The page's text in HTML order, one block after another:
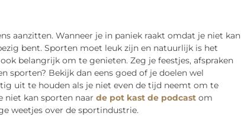
aanzitten. Wanneer je in paniek raakt omdat je niet kan
bent. Sporten moet leuk zijn en natuurlijk is het
belangrijk om te genieten. Zeg je feestjes, afspraken
sporten? Bekijk dan eens goed of je doelen wel
uit te houden als je niet even de tijd neemt om te
niet kan sporten naar de pot kast de podcastom
weetjes over de sportindustrie.